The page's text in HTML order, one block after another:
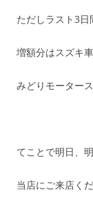
ただしラスト3日
増額分はスズキ
みどりモーター
てことで明日、
当店にご来店く